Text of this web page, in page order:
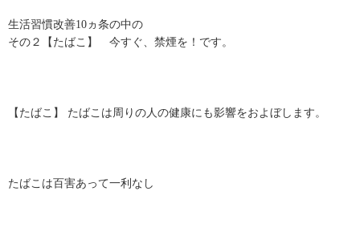
生活習慣改善10ヵ条の中の
その２【たばこ】 今すぐ、禁煙を！です。
【たばこ】 たばこは周りの人の健康にも影響をおよぼします。
たばこは百害あって一利なし